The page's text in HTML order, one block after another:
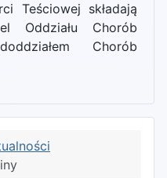
Teściowej składają
Oddziału Chorób
Chorób